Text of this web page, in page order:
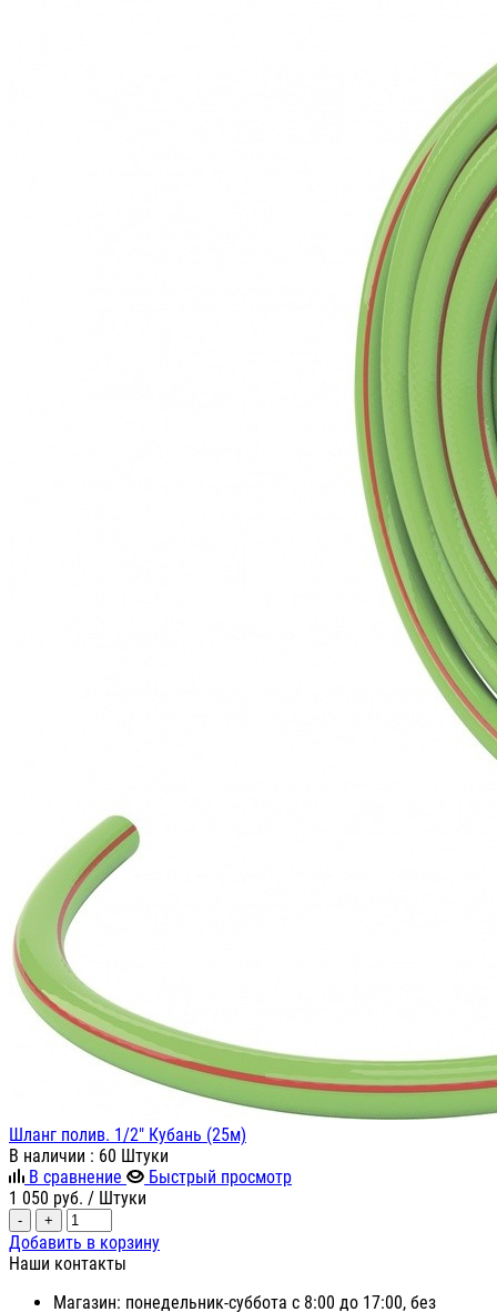
Шланг полив. 1/2" Кубань (25м)
В наличии : 60 Штуки
В сравнение
Быстрый просмотр
1 050 руб. / Штуки
- +
Добавить в корзину
Наши контакты
Магазин: понедельник-суббота с 8:00 до 17:00, без